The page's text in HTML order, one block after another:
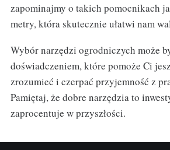
zapominajmy o takich pomocnikach
metry, która skutecznie ułatwi nam
Wybór narzędzi ogrodniczych może
doświadczeniem, które pomoże Ci
zrozumieć i czerpać przyjemność z
Pamiętaj, że dobre narzędzia to
zaprocentuje w przyszłości.